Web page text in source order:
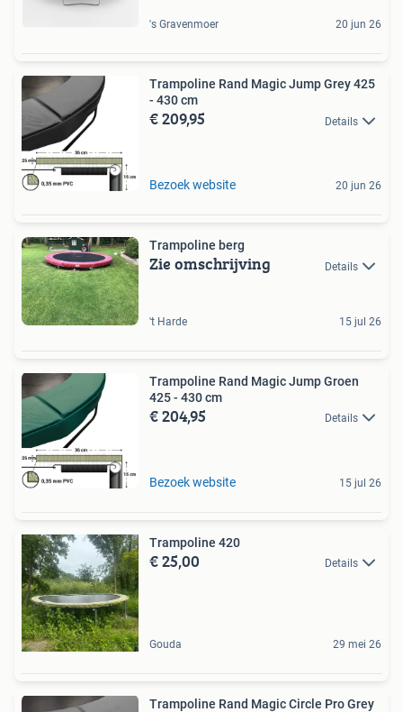
's Gravenmoer 20 jun 26
Trampoline Rand Magic Jump Grey 425
- 430 cm
€ 209,95 Details
Bezoek website 20 jun 26
Trampoline berg
Zie omschrijving Details
't Harde 15 jul 26
Trampoline Rand Magic Jump Groen
425 - 430 cm
€ 204,95 Details
Bezoek website 15 jul 26
Trampoline 420
€ 25,00 Details
Gouda 29 mei 26
Trampoline Rand Magic Circle Pro Grey